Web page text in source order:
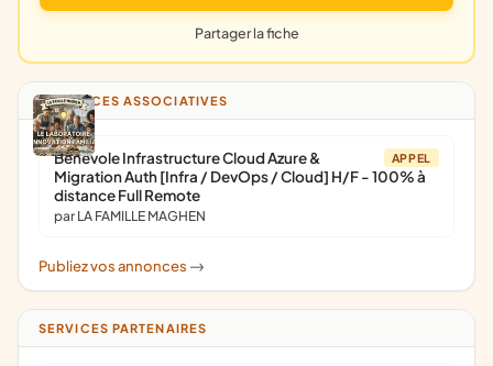
Partager la fiche
ANNONCES ASSOCIATIVES
APPEL
Bénévole Infrastructure Cloud Azure &
Migration Auth [Infra / DevOps / Cloud] H/F - 100% à
distance Full Remote
par LA FAMILLE MAGHEN
Publiez vos annonces ->
SERVICES PARTENAIRES